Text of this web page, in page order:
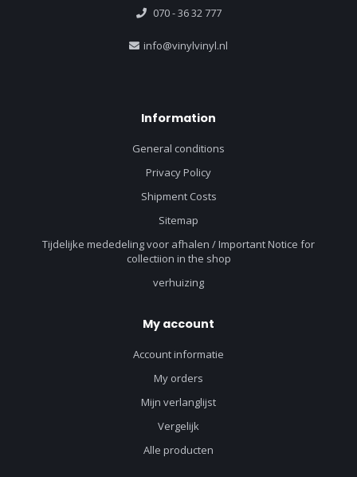
070 - 36 32 777
info@vinylvinyl.nl
Information
General conditions
Privacy Policy
Shipment Costs
Sitemap
Tijdelijke mededeling voor afhalen / Important Notice for
collectiion in the shop
verhuizing
My account
Account informatie
My orders
Mijn verlanglijst
Vergelijk
Alle producten